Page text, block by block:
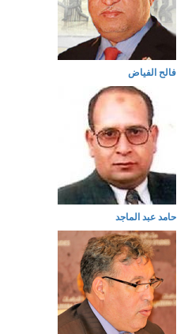
فالح الفياض
حامد عبد الماجد